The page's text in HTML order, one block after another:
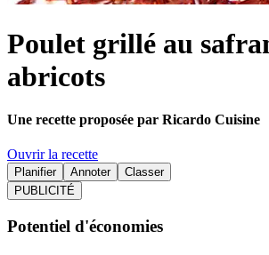
Poulet grillé au
abricots
Une recette proposée par Ricardo Cuisine
Ouvrir la recette
Planifier Annoter
Classer
PUBLICITÉ
Potentiel d'économies